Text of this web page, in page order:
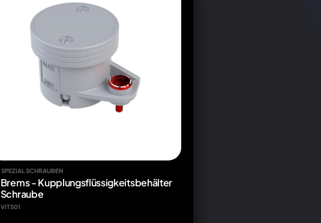
SPEZIAL SCHRAUBEN
Brems - Kupplungsflüssigkeitsbehälter
Schraube
VITS01